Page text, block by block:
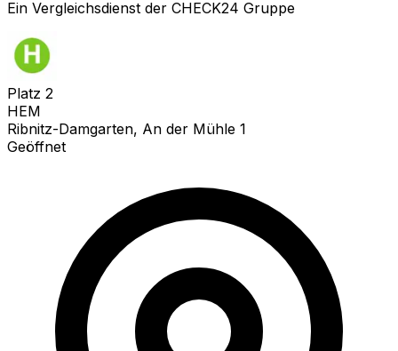
Ein Vergleichsdienst der CHECK24 Gruppe
Platz 2
HEM
Ribnitz-Damgarten, An der Mühle 1
Geöffnet